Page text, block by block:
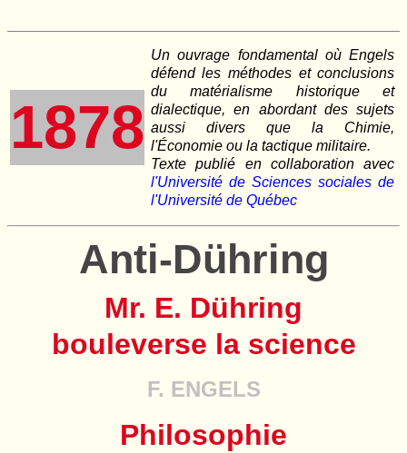
1878
Un ouvrage fondamental où Engels
défend les méthodes et conclusions
du matérialisme historique et
dialectique, en abordant des sujets
aussi divers que la Chimie,
l'Économie ou la tactique militaire.
Texte publié en collaboration avec
l'Université de Sciences sociales de
l'Université de Québec
Anti-Dühring
Mr. E. Dühring
bouleverse la science
F. ENGELS
Philosophie